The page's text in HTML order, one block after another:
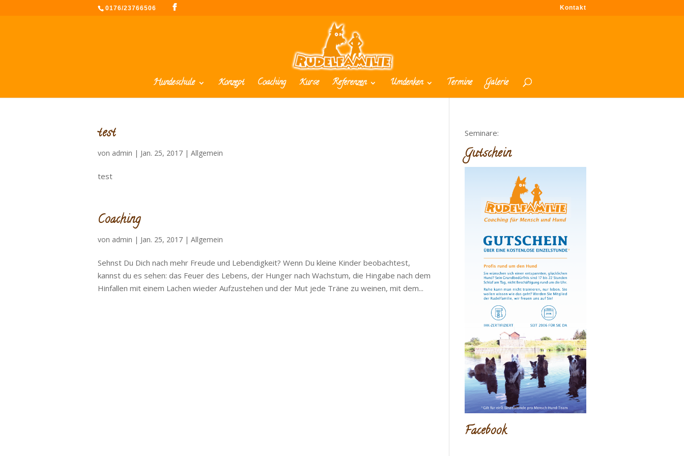
0176/23766506 Kontakt
Hundeschule Konzept Coaching Kurse Referenzen Umdenken Termine Galerie
test
von admin | Jan. 25, 2017 | Allgemein
test
Coaching
von admin | Jan. 25, 2017 | Allgemein
Sehnst Du Dich nach mehr Freude und Lebendigkeit? Wenn Du kleine Kinder beobachtest,
kannst du es sehen: das Feuer des Lebens, der Hunger nach Wachstum, die Hingabe nach dem
Hinfallen mit einem Lachen wieder Aufzustehen und der Mut jede Träne zu weinen, mit dem...
Seminare:
Gutschein
Facebook